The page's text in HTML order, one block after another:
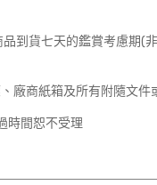
到貨七天的鑑賞考慮期(
廠商紙箱及所有附隨文
時間恕不受理